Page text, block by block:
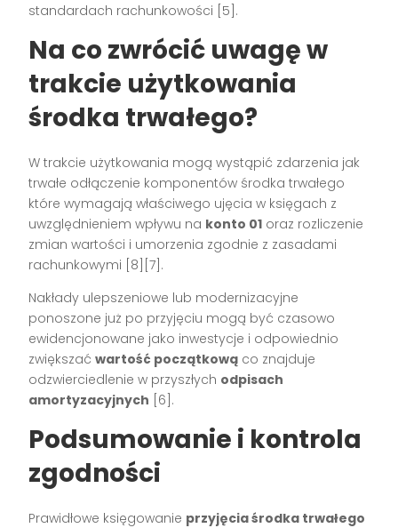
standardach rachunkowości [5].
Na co zwrócić uwagę w
trakcie użytkowania
środka trwałego?
W trakcie użytkowania mogą wystąpić zdarzenia jak
trwałe odłączenie komponentów środka trwałego
które wymagają właściwego ujęcia w księgach z
uwzględnieniem wpływu na konto 01 oraz rozliczenie
zmian wartości i umorzenia zgodnie z zasadami
rachunkowymi [8][7].
Nakłady ulepszeniowe lub modernizacyjne
ponoszone już po przyjęciu mogą być czasowo
ewidencjonowane jako inwestycje i odpowiednio
zwiększaćwartość początkową co znajduje
odzwierciedlenie w przyszłych odpisach
amortyzacyjnych [6].
Podsumowanie i kontrola
zgodności
Prawidłowe księgowanie przyjęcia środka trwałego